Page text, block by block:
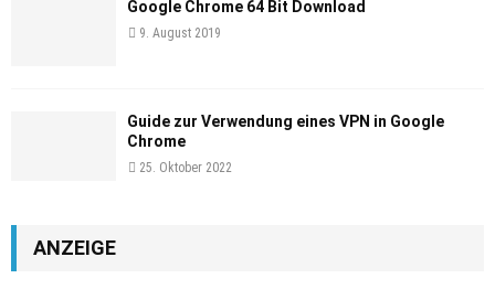
Google Chrome 64 Bit Download
9. August 2019
Guide zur Verwendung eines VPN in Google
Chrome
25. Oktober 2022
ANZEIGE